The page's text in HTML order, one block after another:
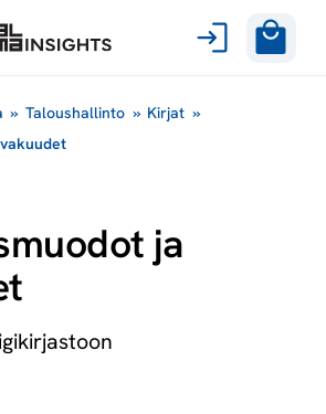
» Taloushallinto » Kirjat »
ja